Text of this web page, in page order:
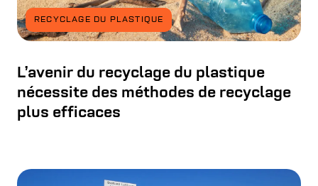
RECYCLAGE DU PLASTIQUE
L’avenir du recyclage du plastique
nécessite des méthodes de recyclage
plus efficaces